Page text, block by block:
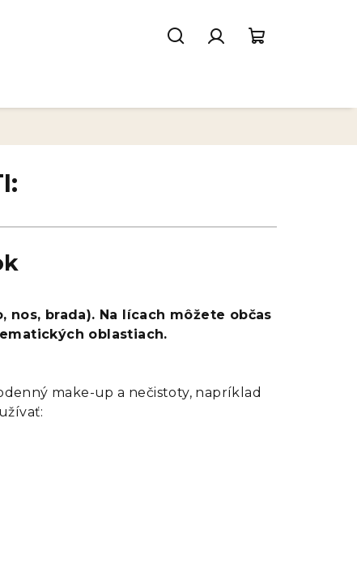
košík
brada). Na lícach môžete občas
oblastiach.
make-up a nečistoty, napríklad